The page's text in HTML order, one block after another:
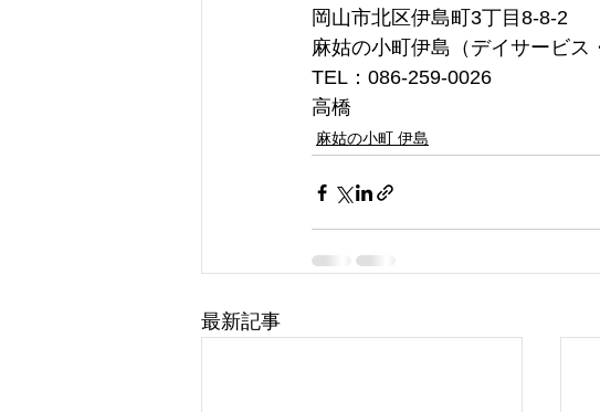
岡山市北区伊島町3丁目8-8-2
麻姑の小町伊島（デイサービス
TEL：086-259-0026
高橋
麻姑の小町 伊島
最新記事